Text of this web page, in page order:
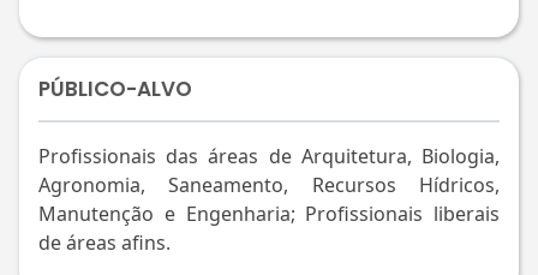
PÚBLICO-ALVO
Profissionais das áreas de Arquitetura, Biologia,
Agronomia, Saneamento, Recursos Hídricos,
Manutenção e Engenharia; Profissionais liberais
de áreas afins.